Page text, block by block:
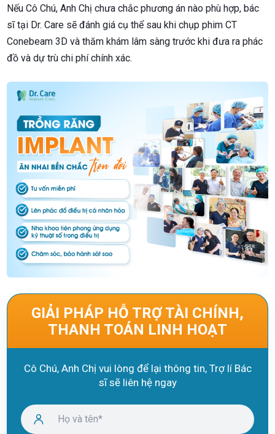
Nếu Cô Chú, Anh Chị chưa chắc phương án nào phù hợp, bác
sĩ tại Dr. Care sẽ đánh giá cụ thể sau khi chụp phim CT
Conebeam 3D và thăm khám lâm sàng trước khi đưa ra phác
đồ và dự trù chi phí chính xác.
GIẢI PHÁP HỖ TRỢ TÀI CHÍNH,
THANH TOÁN LINH HOẠT
Cô Chú, Anh Chị vui lòng để lại thông tin, Trợ lí Bác
sĩ sẽ liên hệ ngay